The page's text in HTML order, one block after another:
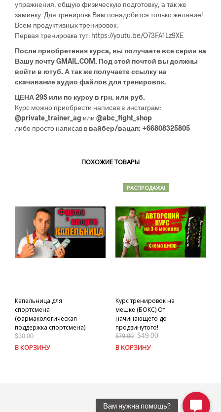
упражнения, общую физическую подготовку, а так же
заминку. Для тренировк Вам понадобится только желание!
Всем продуктивных тренировок.
Первая тренировка тут: https://youtu.be/O73FA1Lz9XE
После приобретения курса, вы получаете все серии на
Вашу почту GMAIL.COM. Под этой почтой вы должны
войти в ютуб. А так же получаете ссылку на
скачивание аудио файлов для тренировок.
ЦЕНА 29$ или по курсу в грн. или руб.
Курс можно приобрести написав в инстаграм:
@private_trainer_ag или @abc_fight_shop
либо просто написав в вайбер/вацап: +66808325805
ПОХОЖИЕ ТОВАРЫ
Капельница для
спортсмена
(фармакологическая
поддержка спортсмена)
$30.00
В КОРЗИНУ
РАСПРОДАЖА!
Курс тренировок на
мешке (БОКС) От
начинающего до
продвинутого!
$79.00 $49.00
В КОРЗИНУ